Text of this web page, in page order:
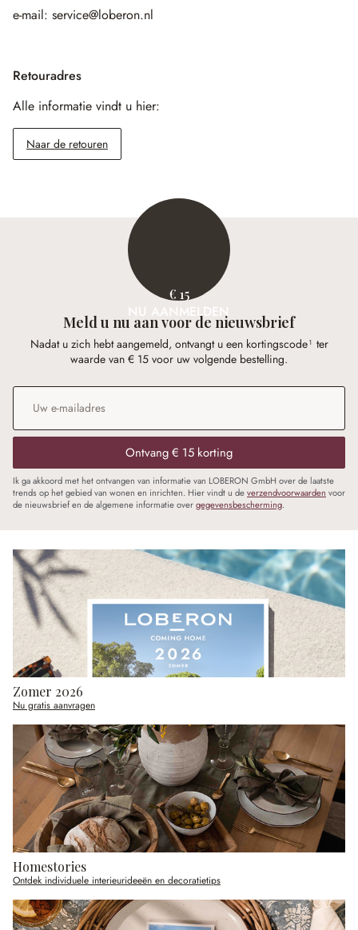
e-mail: service@loberon.nl
Retouradres
Alle informatie vindt u hier:
Naar de retouren
€ 15
NU AANMELDEN
Meld u nu aan voor de nieuwsbrief
Nadat u zich hebt aangemeld, ontvangt u een kortingscode¹ ter
waarde van € 15 voor uw volgende bestelling.
E-mailadres
Ontvang € 15 korting
Ik ga akkoord met het ontvangen van informatie van LOBERON GmbH over de laatste
trends op het gebied van wonen en inrichten. Hier vindt u deverzendvoorwaarden voor
de nieuwsbrief en de algemene informatie overgegevensbescherming.
Zomer 2026
Nu gratis aanvragen
Homestories
Ontdek individuele interieurideeën en decoratietips